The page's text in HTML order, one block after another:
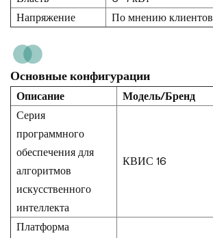
Напряжение
По мнению клиентов
Основные конфигурации
Описание Модель/Бренд
Серия
программного
обеспечения для
алгоритмов
искусственного
интеллекта
КВИС 16
Платформа